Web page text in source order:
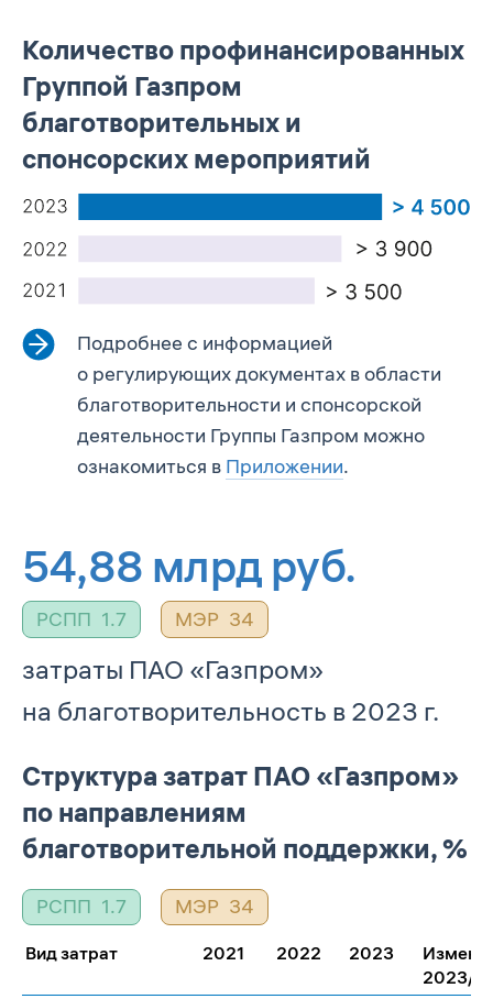
Количество профинансированных
Группой Газпром
благотворительных и
спонсорских мероприятий
Подробнее с информацией
о регулирующих документах в области
благотворительности и спонсорской
деятельности Группы Газпром можно
ознакомиться в Приложении.
54,88 млрд руб.
РСПП 1.7 МЭР 34
затраты ПАО «Газпром»
на благотворительность в 2023 г.
Структура затрат ПАО «Газпром»
по направлениям
благотворительной поддержки, %
РСПП 1.7 МЭР 34
Вид затрат 2021 2022 2023
2023/